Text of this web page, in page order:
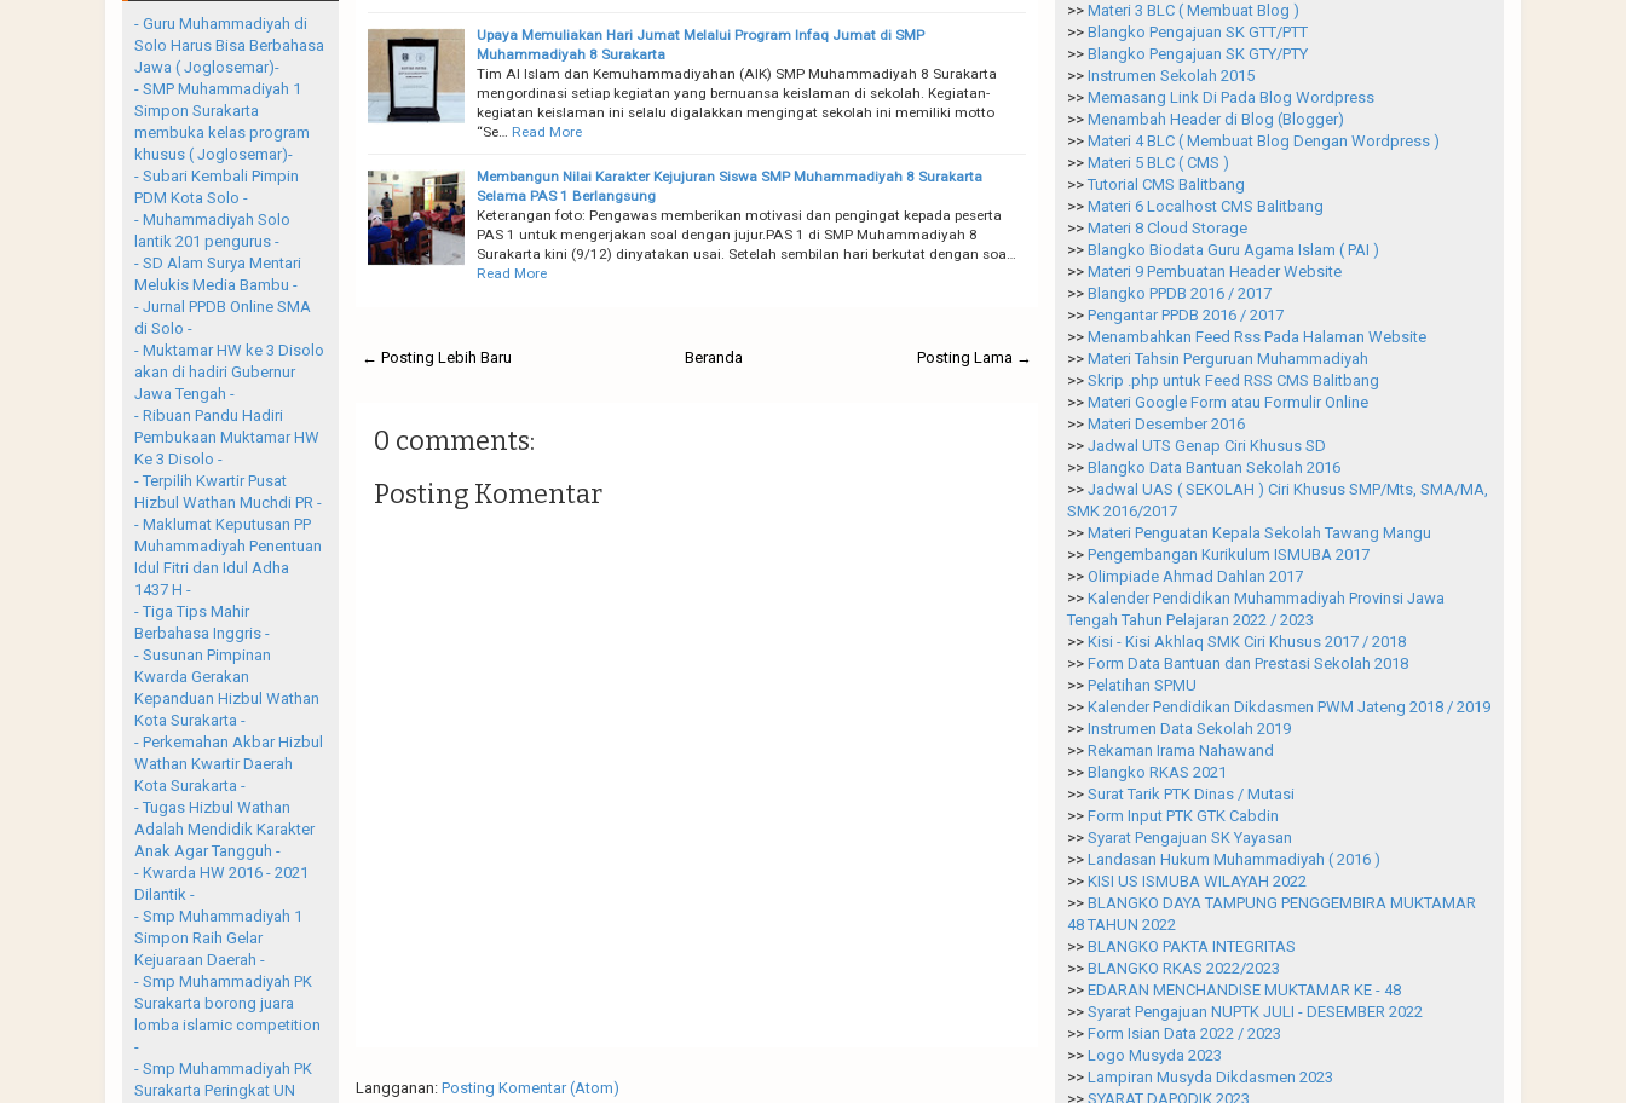
Upaya Memuliakan Hari Jumat Melalui Program Infaq Jumat di SMP
Muhammadiyah 8 Surakarta
Tim Al Islam dan Kemuhammadiyahan (AIK) SMP Muhammadiyah 8 Surakarta
mengordinasi setiap kegiatan yang bernuansa keislaman di sekolah. Kegiatan-
kegiatan keislaman ini selalu digalakkan mengingat sekolah ini memiliki motto
“Se…
Read More
Membangun Nilai Karakter Kejujuran Siswa SMP Muhammadiyah 8 Surakarta
Selama PAS 1 Berlangsung
Keterangan foto: Pengawas memberikan motivasi dan pengingat kepada peserta
PAS 1 untuk mengerjakan soal dengan jujur.PAS 1 di SMP Muhammadiyah 8
Surakarta kini (9/12) dinyatakan usai. Setelah sembilan hari berkutat dengan soa…
Read More
← Posting Lebih Baru Posting Lama →
Beranda
0 comments:
Posting Komentar
Langganan: Posting Komentar (Atom)
- Guru Muhammadiyah di
Solo Harus Bisa Berbahasa
Jawa ( Joglosemar)-
- SMP Muhammadiyah 1
Simpon Surakarta
membuka kelas program
khusus ( Joglosemar)-
- Subari Kembali Pimpin
PDM Kota Solo -
- Muhammadiyah Solo
lantik 201 pengurus -
- SD Alam Surya Mentari
Melukis Media Bambu -
- Jurnal PPDB Online SMA
di Solo -
- Muktamar HW ke 3 Disolo
akan di hadiri Gubernur
Jawa Tengah -
- Ribuan Pandu Hadiri
Pembukaan Muktamar HW
Ke 3 Disolo -
- Terpilih Kwartir Pusat
Hizbul Wathan Muchdi PR -
- Maklumat Keputusan PP
Muhammadiyah Penentuan
Idul Fitri dan Idul Adha
1437 H -
- Tiga Tips Mahir
Berbahasa Inggris -
- Susunan Pimpinan
Kwarda Gerakan
Kepanduan Hizbul Wathan
Kota Surakarta -
- Perkemahan Akbar Hizbul
Wathan Kwartir Daerah
Kota Surakarta -
- Tugas Hizbul Wathan
Adalah Mendidik Karakter
Anak Agar Tangguh -
- Kwarda HW 2016 - 2021
Dilantik -
- Smp Muhammadiyah 1
Simpon Raih Gelar
Kejuaraan Daerah -
- Smp Muhammadiyah PK
Surakarta borong juara
lomba islamic competition
-
- Smp Muhammadiyah PK
Surakarta Peringkat UN
>> Materi 3 BLC ( Membuat Blog )
>> Blangko Pengajuan SK GTT/PTT
>> Blangko Pengajuan SK GTY/PTY
>> Instrumen Sekolah 2015
>> Memasang Link Di Pada Blog Wordpress
>> Menambah Header di Blog (Blogger)
>> Materi 4 BLC ( Membuat Blog Dengan Wordpress )
>> Materi 5 BLC ( CMS )
>> Tutorial CMS Balitbang
>> Materi 6 Localhost CMS Balitbang
>> Materi 8 Cloud Storage
>> Blangko Biodata Guru Agama Islam ( PAI )
>> Materi 9 Pembuatan Header Website
>> Blangko PPDB 2016 / 2017
>> Pengantar PPDB 2016 / 2017
>> Menambahkan Feed Rss Pada Halaman Website
>> Materi Tahsin Perguruan Muhammadiyah
>> Skrip .php untuk Feed RSS CMS Balitbang
>> Materi Google Form atau Formulir Online
>> Materi Desember 2016
>> Jadwal UTS Genap Ciri Khusus SD
>> Blangko Data Bantuan Sekolah 2016
>> Jadwal UAS ( SEKOLAH ) Ciri Khusus SMP/Mts, SMA/MA,
SMK 2016/2017
>> Materi Penguatan Kepala Sekolah Tawang Mangu
>> Pengembangan Kurikulum ISMUBA 2017
>> Olimpiade Ahmad Dahlan 2017
>> Kalender Pendidikan Muhammadiyah Provinsi Jawa
Tengah Tahun Pelajaran 2022 / 2023
>> Kisi - Kisi Akhlaq SMK Ciri Khusus 2017 / 2018
>> Form Data Bantuan dan Prestasi Sekolah 2018
>> Pelatihan SPMU
>> Kalender Pendidikan Dikdasmen PWM Jateng 2018 / 2019
>> Instrumen Data Sekolah 2019
>> Rekaman Irama Nahawand
>> Blangko RKAS 2021
>> Surat Tarik PTK Dinas / Mutasi
>> Form Input PTK GTK Cabdin
>> Syarat Pengajuan SK Yayasan
>> Landasan Hukum Muhammadiyah ( 2016 )
>> KISI US ISMUBA WILAYAH 2022
>> BLANGKO DAYA TAMPUNG PENGGEMBIRA MUKTAMAR
48 TAHUN 2022
>> BLANGKO PAKTA INTEGRITAS
>> BLANGKO RKAS 2022/2023
>> EDARAN MENCHANDISE MUKTAMAR KE - 48
>> Syarat Pengajuan NUPTK JULI - DESEMBER 2022
>> Form Isian Data 2022 / 2023
>> Logo Musyda 2023
>> Lampiran Musyda Dikdasmen 2023
>> SYARAT DAPODIK 2023